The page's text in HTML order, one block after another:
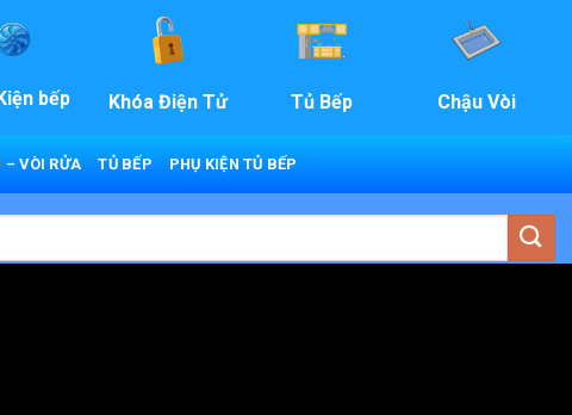
bếp Khóa Điện Tử Tủ Bếp Chậu Vòi
– VÒI RỬA TỦ BẾP PHỤ KIỆN TỦ BẾP